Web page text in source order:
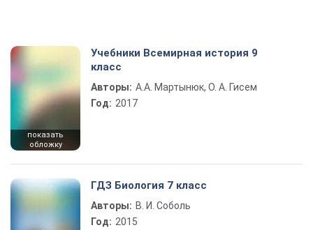
показать
обложку
Учебники Всемирная история 9
класс
Авторы: А.А. Мартынюк, О. А. Гисем
Год: 2017
ГДЗ Биология 7 класс
Авторы: В. И. Соболь
Год: 2015